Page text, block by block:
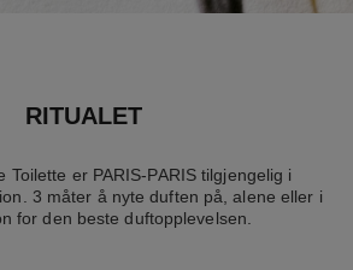
RITUALET
Toilette er PARIS-PARIS tilgjengelig i
3 måter å nyte duften på, alene eller i
for den beste duftopplevelsen.